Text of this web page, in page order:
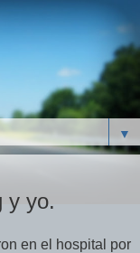
▼
y yo.
en el hospital por